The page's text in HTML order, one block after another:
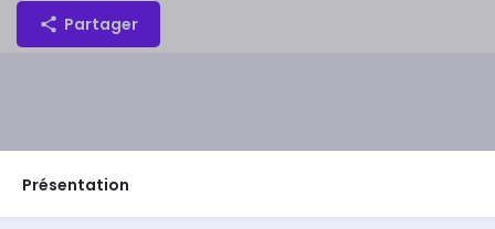
Partager
Présentation